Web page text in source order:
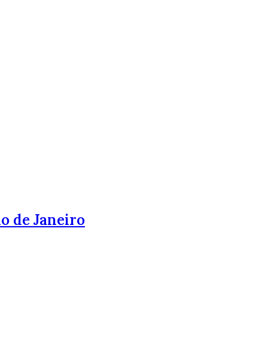
de Janeiro